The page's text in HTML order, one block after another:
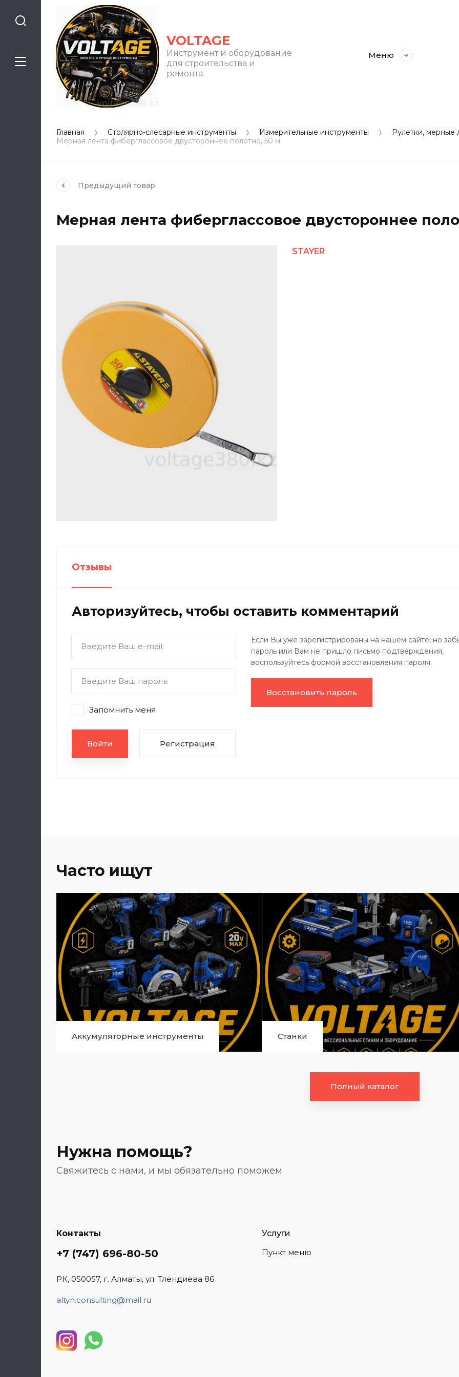
VOLTAGE
Инструмент и оборудование
для строительства и
ремонта
Меню
Главная Столярно-слесарные инструменты Измерительные инструменты
Рулетки, мерные
Мерная лента фиберглассовое двустороннее полотно, 50 м
Предыдущий товар
Мерная лента фиберглассовое двустороннее
STAYER
Отзывы
Авторизуйтесь, чтобы оставить комментарий
Запомнить меня
Войти Регистрация
Если Вы уже зарегистрированы на нашем сайте, но
пароль или Вам не пришло письмо подтверждения,
воспользуйтесь формой восстановления пароля.
Восстановить пароль
Часто ищут
Аккумуляторные инструменты Станки
Полный каталог
Нужна помощь?
Свяжитесь с нами, и мы обязательно поможем
Контакты
+7 (747) 696-80-50
РК, 050057, г. Алматы, ул. Тлендиева 86
altyn.consulting@mail.ru
Услуги
Пункт меню